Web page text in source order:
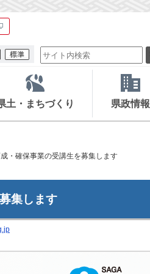
土・まちづくり 県政情報
・確保事業の受講生を募集します
集します